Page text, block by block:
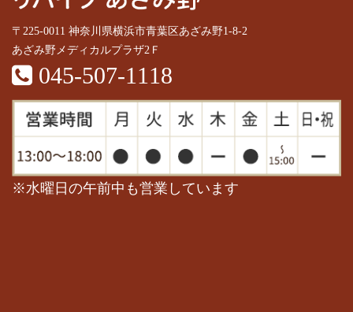
〒225-0011 神奈川県横浜市青葉区あざみ野1-8-2
あざみ野メディカルプラザ2Ｆ
045-507-1118
※水曜日の午前中も営業しています